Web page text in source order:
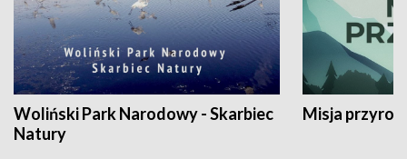
Woliński Park Narodowy - Skarbiec
Natury
Misja